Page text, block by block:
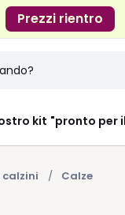
Prezzi rientro
kit "pronto per
Calze